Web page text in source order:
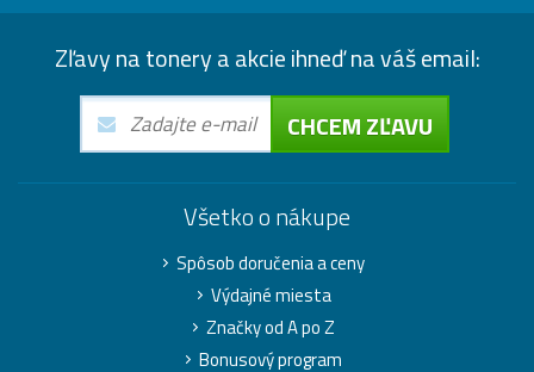
Zľavy na tonery a akcie ihneď na váš email:
CHCEM ZĽAVU
Všetko o nákupe
Spôsob doručenia a ceny
Výdajné miesta
Značky od A po Z
Bonusový program